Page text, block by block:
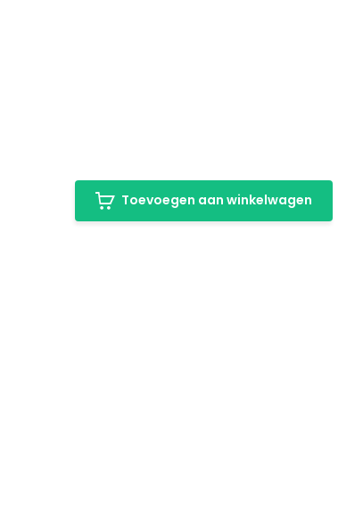
Toevoegen aan winkelwagen